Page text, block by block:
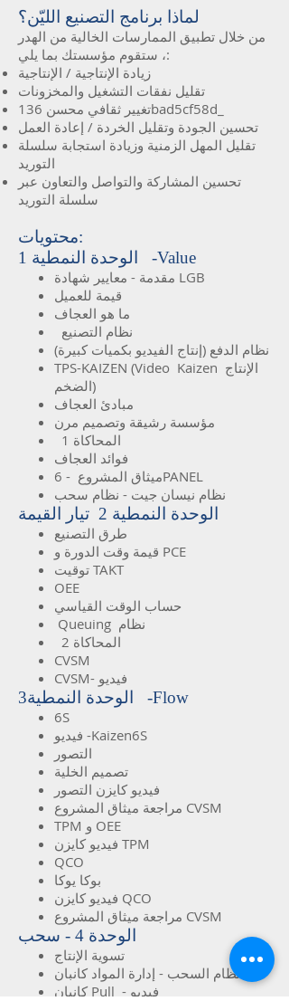
لماذا برنامج التصنيع الليّن؟
من خلال تطبيق الممارسات الخالية من الهدر
، ستقوم مؤسستك بما يلي:
زيادة الإنتاجية / الإنتاجية
تقليل نفقات التشغيل والمخزونات
تغيير ثقافي محسن 136bad5cf58d_
تحسين الجودة وتقليل الخردة / إعادة العمل
تقليل المهل الزمنية وزيادة استجابة سلسلة
التوريد
تحسين المشاركة والتواصل والتعاون عبر
سلسلة التوريد
محتويات:
الوحدة النمطية 1 -Value
مقدمة - معايير شهادة LGB
قيمة للعميل
ما هو العجاف
نظام التصنيع
نظام الدفع (إنتاج الفيديو بكميات كبيرة)
TPS-KAIZEN (Video Kaizen الإنتاج
الضخم)
مبادئ العجاف
مؤسسة رشيقة وتصميم مرن
المحاكاة 1
فوائد العجاف
ميثاق المشروع - 6PANEL
نظام نيسان جيت - نظام سحب
الوحدة النمطية 2 تيار القيمة
طرق التصنيع
قيمة وقت الدورة و PCE
توقيت TAKT
OEE
حساب الوقت القياسي
Queuing نظام
المحاكاة 2
CVSM
CVSM- فيديو
الوحدة النمطية3 -Flow
6S
فيديو -Kaizen6S
التصور
تصميم الخلية
فيديو كايزن التصور
مراجعة ميثاق المشروع CVSM
TPM و OEE
فيديو كايزن TPM
QCO
بوكا يوكا
فيديو كايزن QCO
مراجعة ميثاق المشروع CVSM
الوحدة 4 - سحب
تسوية الإنتاج
نظام السحب - إدارة المواد كانبان
كانبان Pull - فيديو